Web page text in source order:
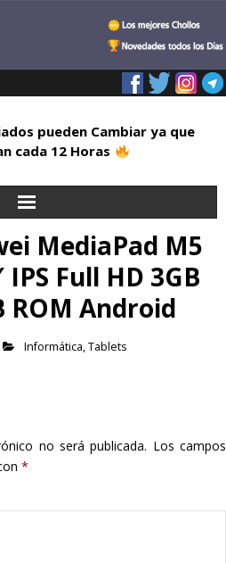
pueden Cambiar ya que
cada 12 Horas
MediaPad M5
Full HD 3GB
ROM Android
Informática,Tablets
no será publicada. Los campos
*